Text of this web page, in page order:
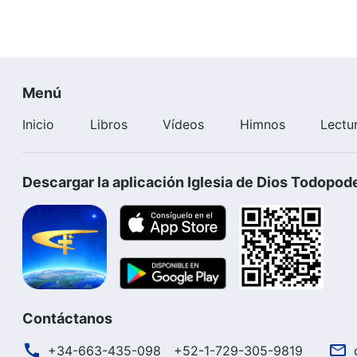
Menú
Inicio Libros Vídeos Himnos
Descargar la aplicación Iglesia de Dios
Contáctanos
+34-663-435-098 +52-1-729-305-9819